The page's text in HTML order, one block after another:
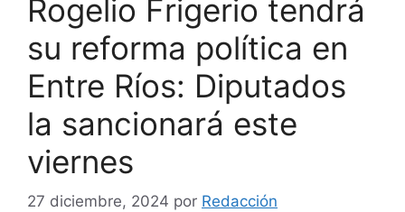
Rogelio Frigerio tendrá
su reforma política en
Entre Ríos: Diputados
la sancionará este
viernes
27 diciembre, 2024 por Redacción